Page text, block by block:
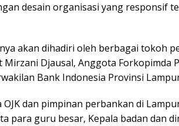
desain organisasi yang responsif
akan dihadiri oleh berbagai tokoh
Mirzani Djausal, Anggota Forkopimda
Bank Indonesia Provinsi
OJK dan pimpinan perbankan di
para guru besar, Kepala badan dan